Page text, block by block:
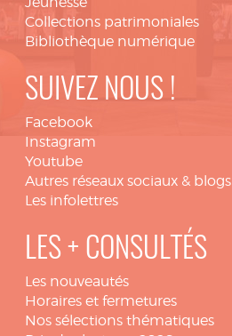
Collections patrimoniales
Bibliothèque numérique
SUIVEZ NOUS !
Facebook
Instagram
Youtube
Autres réseaux sociaux & blogs
Les infolettres
LES + CONSULTÉS
Les nouveautés
Horaires et fermetures
Nos sélections thématiques